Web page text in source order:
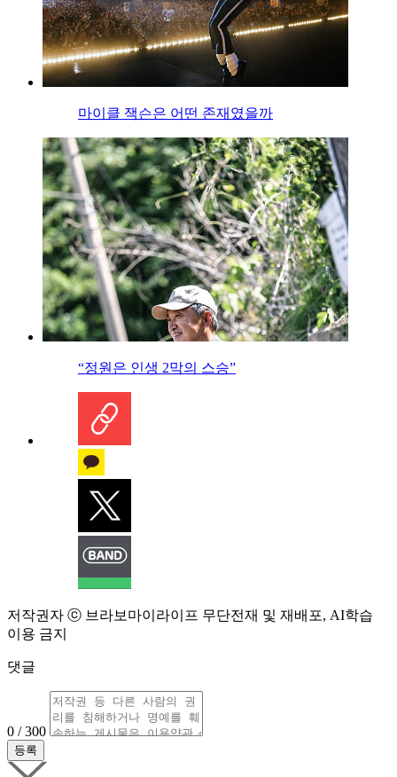
마이클 잭슨은 어떤 존재였을까
“정원은 인생 2막의 스승”
저작권자 ⓒ 브라보마이라이프 무단전재 및 재배포, AI학습
이용 금지
댓글
0 / 300